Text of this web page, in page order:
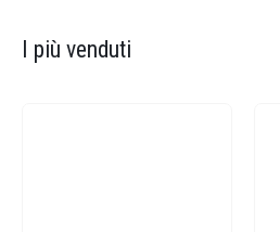
I più venduti